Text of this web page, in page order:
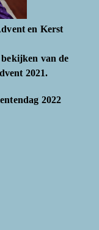
en Kerst
van de
2021.
2022